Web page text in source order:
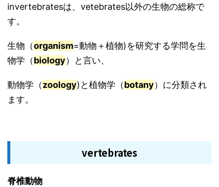
invertebratesは、vetebrates以外の生物の総称で
す。
生物（organism=動物＋植物)を研究する学問を生
物学（biology）と言い、
動物学（zoology)と植物学（botany）に分類され
ます。
vertebrates
脊椎動物